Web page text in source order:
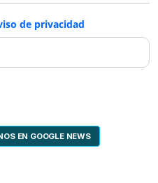
de privacidad
EN GOOGLE NEWS